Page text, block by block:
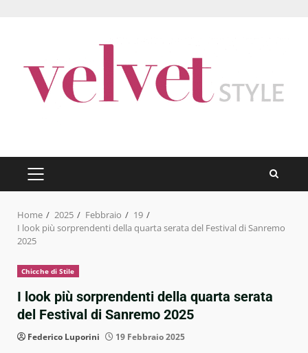
PRIMARY
MENU
Home 2025 Febbraio
19
I look più sorprendenti della quarta serata del Festival di Sanremo
2025
Chicche di Stile
I look più sorprendenti della quarta serata
del Festival di Sanremo 2025
Federico Luporini 19 Febbraio 2025